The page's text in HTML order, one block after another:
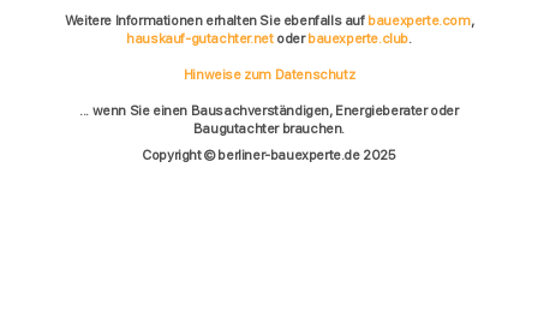
Weitere Informationen erhalten Sie ebenfalls auf bauexperte.com,
hauskauf-gutachter.netoderbauexperte.club.
Hinweise zum Datenschutz
... wenn Sie einen Bausachverständigen, Energieberater oder
Baugutachter brauchen.
Copyright © berliner-bauexperte.de 2025